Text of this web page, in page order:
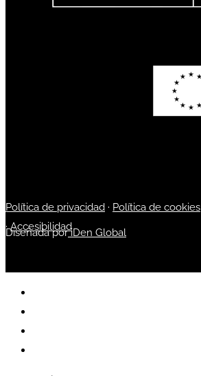
Política de privacidad · Política de cookies
·Accesibilidad
Diseñada poriDen Global